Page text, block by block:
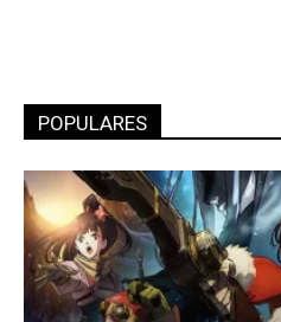
POPULARES